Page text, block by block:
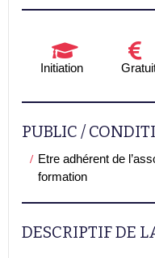
Initiation
PUBLIC /
Etre adhérent de
formation
DESCRIPTIF DE